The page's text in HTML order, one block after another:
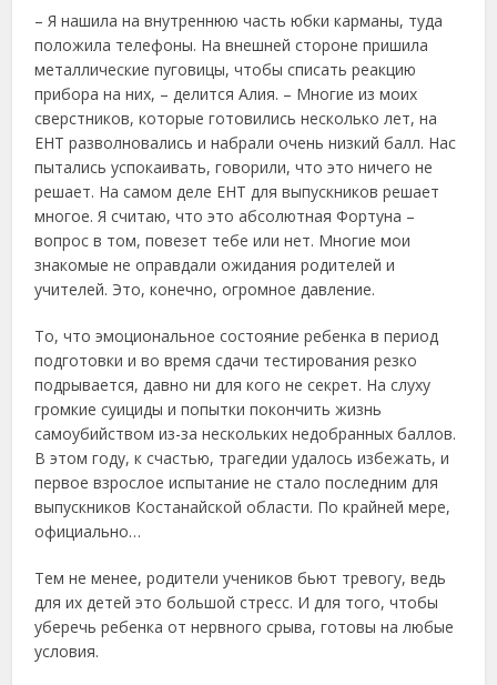
– Я нашила на внутреннюю часть юбки карманы, туда
положила телефоны. На внешней стороне пришила
металлические пуговицы, чтобы списать реакцию
прибора на них, – делится Алия. – Многие из моих
сверстников, которые готовились несколько лет, на
ЕНТ разволновались и набрали очень низкий балл. Нас
пытались успокаивать, говорили, что это ничего не
решает. На самом деле ЕНТ для выпускников решает
многое. Я считаю, что это абсолютная Фортуна –
вопрос в том, повезет тебе или нет. Многие мои
знакомые не оправдали ожидания родителей и
учителей. Это, конечно, огромное давление.
То, что эмоциональное состояние ребенка в период
подготовки и во время сдачи тестирования резко
подрывается, давно ни для кого не секрет. На слуху
громкие суициды и попытки покончить жизнь
самоубийством из-за нескольких недобранных баллов.
В этом году, к счастью, трагедии удалось избежать, и
первое взрослое испытание не стало последним для
выпускников Костанайской области. По крайней мере,
официально…
Тем не менее, родители учеников бьют тревогу, ведь
для их детей это большой стресс. И для того, чтобы
уберечь ребенка от нервного срыва, готовы на любые
условия.